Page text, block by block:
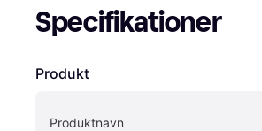
Specifikationer
Produkt
Produktnavn